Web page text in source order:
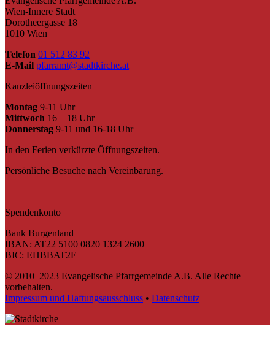
Wien-Innere Stadt
Dorotheergasse 18
1010 Wien
Telefon 01 512 83 92
E-Mail pfarramt@stadtkirche.at
Kanzleiöffnungszeiten
Montag 9-11 Uhr
Mittwoch 16 – 18 Uhr
Donnerstag 9-11 und 16-18 Uhr
In den Ferien verkürzte Öffnungszeiten.
Persönliche Besuche nach Vereinbarung.
Spendenkonto
Bank Burgenland
IBAN: AT22 5100 0820 1324 2600
BIC: EHBBAT2E
© 2010–2023 Evangelische Pfarrgemeinde A.B. Alle Rechte
vorbehalten.
Impressum und Haftungsausschluss • Datenschutz